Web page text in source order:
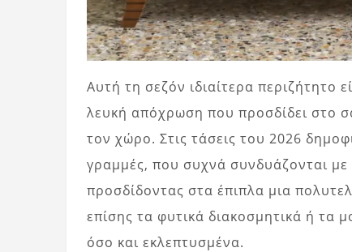
Αυτή τη σεζόν ιδιαίτερα περιζήτητο
λευκή απόχρωση που προσδίδει στο
τον χώρο. Στις τάσεις του 2026
γραμμές, που συχνά συνδυάζονται
προσδίδοντας στα έπιπλα μια
επίσης τα φυτικά διακοσμητικά ή τα
όσο και εκλεπτυσμένα.